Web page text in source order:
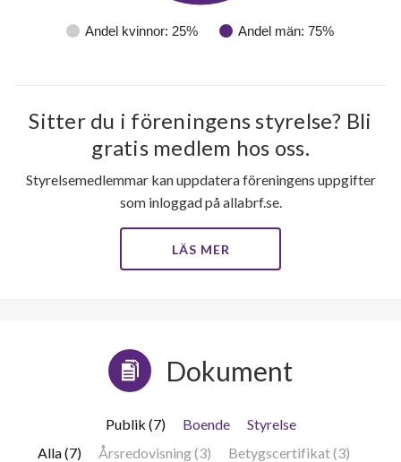
34
lägenheter
Andel kvinnor: 25% Andel män: 75%
Sitter du i föreningens styrelse? Bli
gratis medlem hos oss.
Styrelsemedlemmar kan uppdatera föreningens uppgifter
som inloggad på allabrf.se.
LÄS MER
Dokument
Publik (7) Boende
Styrelse
Alla (7)
Årsredovisning (3)
Betygscertifikat (3)